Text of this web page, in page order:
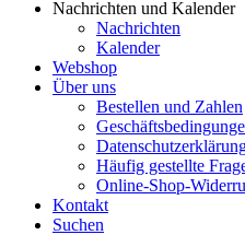
Nachrichten und Kalender
Nachrichten
Kalender
Webshop
Über uns
Bestellen und Zahlen
Häufig gestellte
Online-Shop-
Kontakt
Suchen